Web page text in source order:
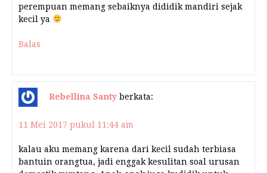
perempuan memang sebaiknya dididik mandiri sejak
kecil ya
Balas
Rebellina Santy berkata:
11 Mei 2017 pukul 11:44 am
kalau aku memang karena dari kecil sudah terbiasa
bantuin orangtua, jadi enggak kesulitan soal urusan